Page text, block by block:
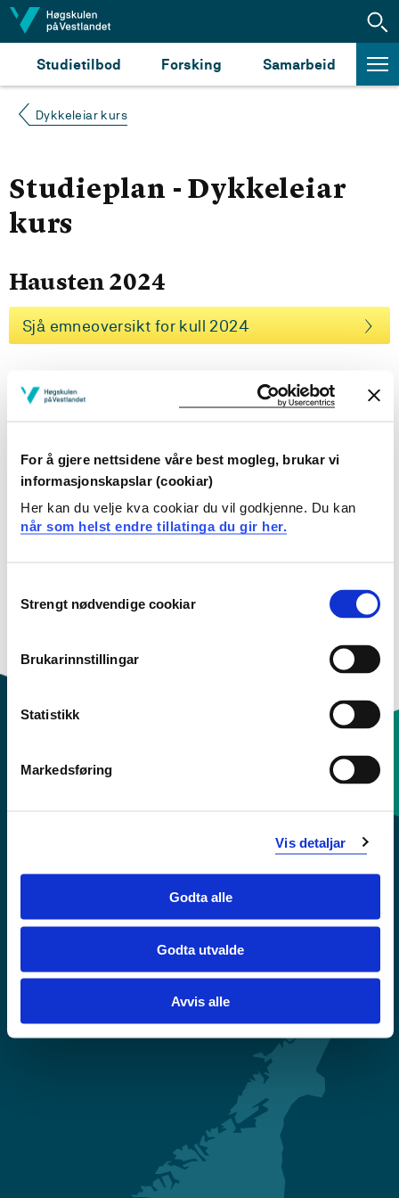
For å gjere nettsidene våre best mogleg, brukar vi
informasjonskapslar (cookiar)
Her kan du velje kva cookiar du vil godkjenne. Du kan
når som helst endre tillatinga du gir her.
Selection
Strengt nødvendige cookiar
Brukarinnstillingar
Statistikk
Markedsføring
Vis detaljar
Godta alle
Godta utvalde
Avvis alle
Hopp til innhald
Studietilbod Forsking Samarbeid
Dykkeleiar kurs
Studieplan - Dykkeleiar
kurs
Hausten 2024
Sjå emneoversikt for kull 2024
Fleire studieplaner
Kull Hausten 2025
Kull Hausten 2024
Kull Hausten 2022
Kontaktinfo og opningstider
Personvern